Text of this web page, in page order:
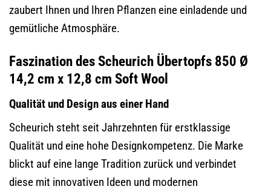
zaubert Ihnen und Ihren Pflanzen eine einladende und
gemütliche Atmosphäre.
Faszination des Scheurich Übertopfs 850 Ø
14,2 cm x 12,8 cm Soft Wool
Qualität und Design aus einer Hand
Scheurich steht seit Jahrzehnten für erstklassige
Qualität und eine hohe Designkompetenz. Die Marke
blickt auf eine lange Tradition zurück und verbindet
diese mit innovativen Ideen und modernen